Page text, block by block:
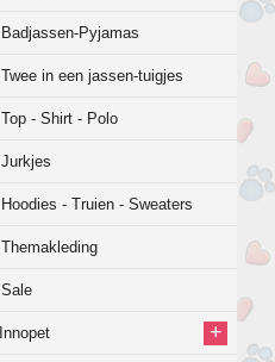
Badjassen-Pyjamas
Twee in een jassen-tuigjes
Top - Shirt - Polo
Jurkjes
Hoodies - Truien - Sweaters
Themakleding
Sale
Innopet +